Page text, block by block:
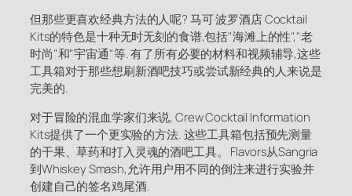
但那些更喜欢经典方法的人呢? 马可·波罗酒店 Cocktail
Kits的特色是十种无时无刻的食谱,包括"海滩上的性","老
时尚"和"宇宙通"等. 有了所有必要的材料和视频辅导,这些
工具箱对于那些想刷新酒吧技巧或尝试新经典的人来说是
完美的.
对于冒险的混血学家们来说, Crew Cocktail Information
Kits提供了一个更实验的方法. 这些工具箱包括预先测量
的干果、草药和打入灵魂的酒吧工具。 Flavors从Sangria
到Whiskey Smash,允许用户用不同的倒注来进行实验并
创建自己的签名鸡尾酒.